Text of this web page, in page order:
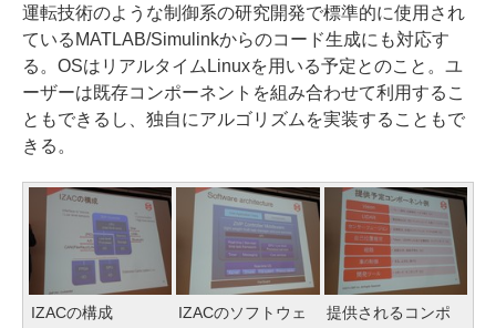
運転技術のような制御系の研究開発で標準的に使用され
ているMATLAB/Simulinkからのコード生成にも対応す
る。OSはリアルタイムLinuxを用いる予定とのこと。ユ
ーザーは既存コンポーネントを組み合わせて利用するこ
ともできるし、独自にアルゴリズムを実装することもで
きる。
IZACの構成
IZACのソフトウェ
提供されるコンポ